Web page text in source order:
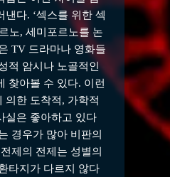
낸다. ‘섹스를 위한 섹
노, 세미포르노를 논
TV 드라마나 영화들
적 암시나 노골적인
찾아볼 수 있다. 이런
의한 도착적, 가학적
실은 좋아하고 있다
경우가 많아 비판의
제의 전제는 성별의
타지가 다르지 않다